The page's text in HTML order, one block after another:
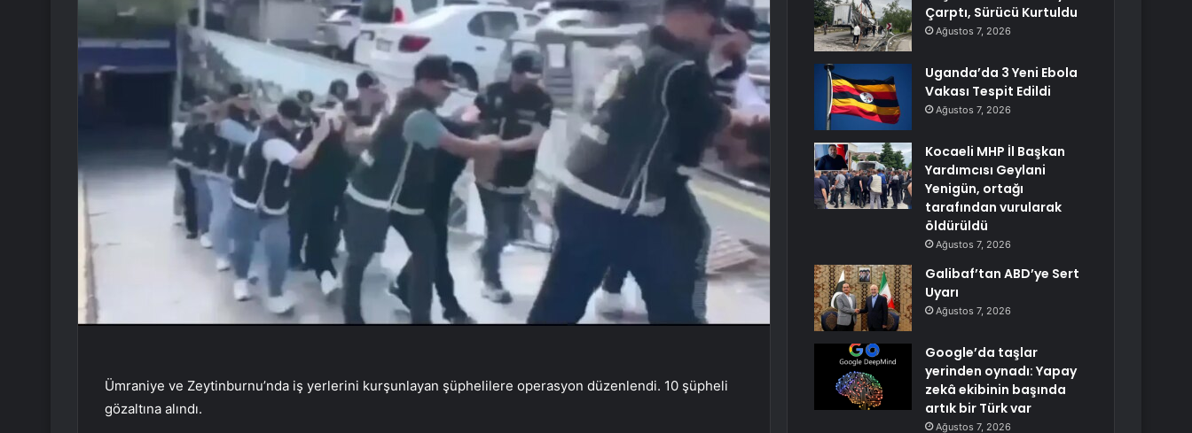
Ümraniye ve Zeytinburnu’nda iş yerlerini kurşunlayan şüphelilere operasyon düzenlendi. 10 şüpheli
gözaltına alındı.
Çarptı, Sürücü Kurtuldu
Ağustos 7, 2026
Uganda’da 3 Yeni Ebola
Vakası Tespit Edildi
Ağustos 7, 2026
Kocaeli MHP İl Başkan
Yardımcısı Geylani
Yenigün, ortağı
tarafından vurularak
öldürüldü
Ağustos 7, 2026
Galibaf’tan ABD’ye Sert
Uyarı
Ağustos 7, 2026
Google’da taşlar
yerinden oynadı: Yapay
zekâ ekibinin başında
artık bir Türk var
Ağustos 7, 2026